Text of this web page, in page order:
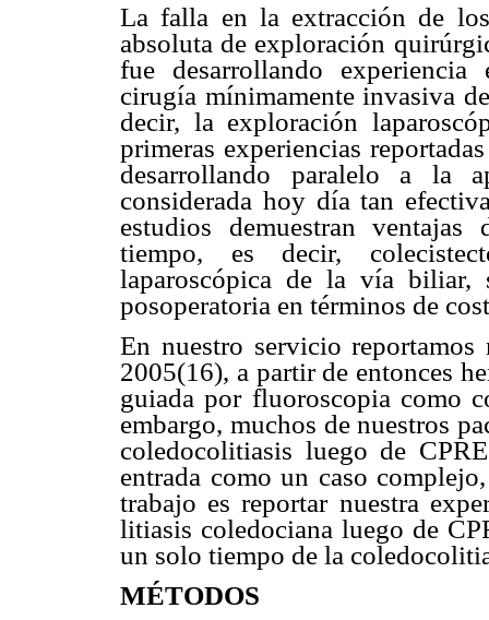
La falla en la extracción de
absoluta de exploración
fue desarrollando
cirugía mínimamente invasiva
decir, la exploración
primeras experiencias
desarrollando paralelo a la
considerada hoy día tan
estudios demuestran
tiempo, es decir,
laparoscópica de la vía
posoperatoria en términos de
En nuestro servicio
2005(16), a partir de entonces
guiada por fluoroscopia como
embargo, muchos de nuestros
coledocolitiasis luego de
entrada como un caso
trabajo es reportar nuestra
litiasis coledociana luego de
un solo tiempo de la
MÉTODOS